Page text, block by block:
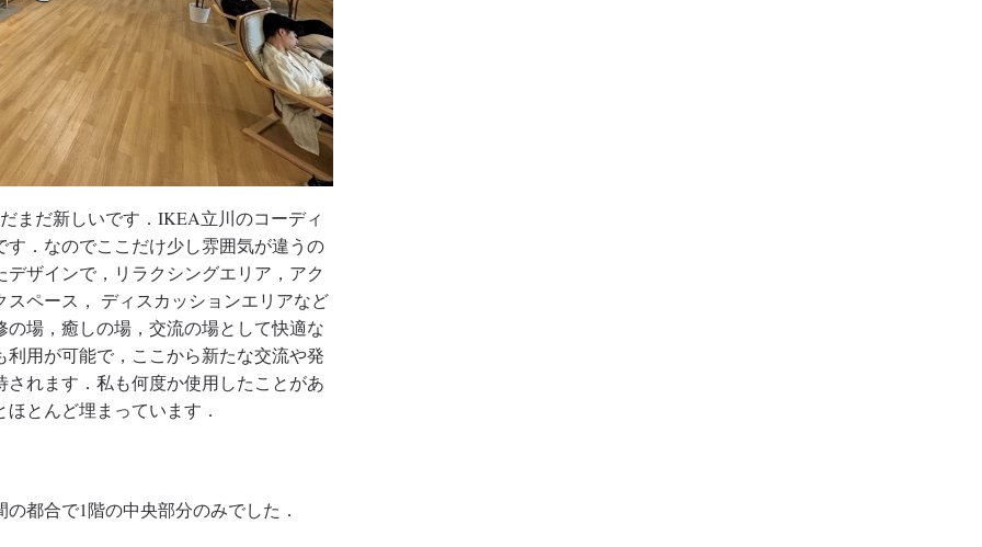
まだ新しいです．IKEA立川のコーディ
．なのでここだけ少し雰囲気が違うの
ザインで，リラクシングエリア，アク
ペース， ディスカッションエリアなど
場，癒しの場，交流の場として快適な
用が可能で，ここから新たな交流や発
れます．私も何度か使用したことがあ
とんど埋まっています．
都合で1階の中央部分のみでした．